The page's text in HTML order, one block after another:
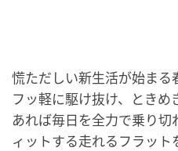
慌ただしい新生活が始ま
フッ軽に駆け抜け、とき
あれば毎日を全力で乗り
ィットする走れるフラット